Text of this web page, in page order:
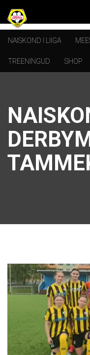
NAISKOND I LIIGA
TREENINGUD SHOP